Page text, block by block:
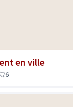
en ville
6